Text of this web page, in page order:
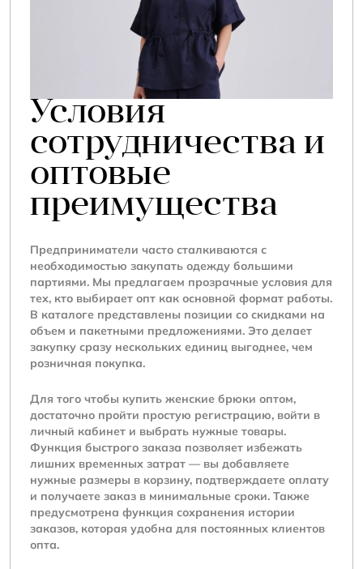
Условия
сотрудничества и
оптовые
преимущества
Предприниматели часто сталкиваются с
необходимостью закупать одежду большими
партиями. Мы предлагаем прозрачные условия для
тех, кто выбирает опт как основной формат работы.
В каталоге представлены позиции со скидками на
объем и пакетными предложениями. Это делает
закупку сразу нескольких единиц выгоднее, чем
розничная покупка.
Для того чтобы купить женские брюки оптом,
достаточно пройти простую регистрацию, войти в
личный кабинет и выбрать нужные товары.
Функция быстрого заказа позволяет избежать
лишних временных затрат — вы добавляете
нужные размеры в корзину, подтверждаете оплату
и получаете заказ в минимальные сроки. Также
предусмотрена функция сохранения истории
заказов, которая удобна для постоянных клиентов
опта.